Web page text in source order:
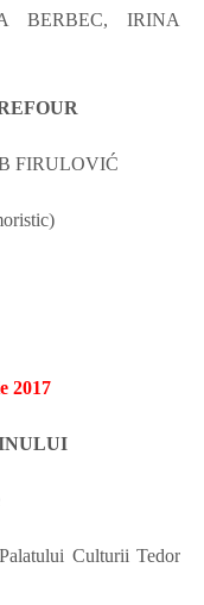
BERBEC, IRINA
FIRULOVIĆ
2017
Culturii Tedor